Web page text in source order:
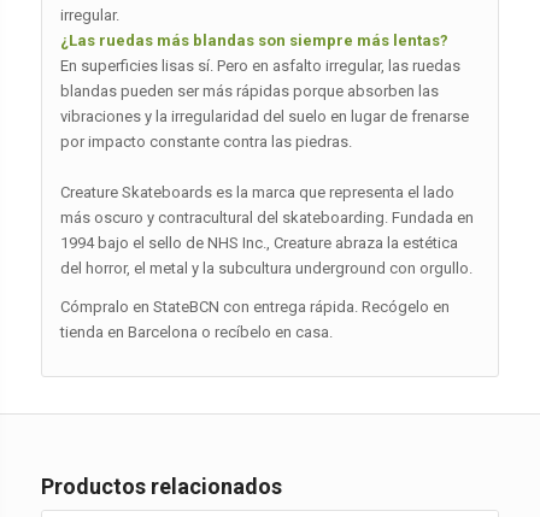
irregular.
¿Las ruedas más blandas son siempre más lentas?
En superficies lisas sí. Pero en asfalto irregular, las ruedas
blandas pueden ser más rápidas porque absorben las
vibraciones y la irregularidad del suelo en lugar de frenarse
por impacto constante contra las piedras.
Creature Skateboards es la marca que representa el lado
más oscuro y contracultural del skateboarding. Fundada en
1994 bajo el sello de NHS Inc., Creature abraza la estética
del horror, el metal y la subcultura underground con orgullo.
Cómpralo en StateBCN con entrega rápida. Recógelo en
tienda en Barcelona o recíbelo en casa.
Productos relacionados